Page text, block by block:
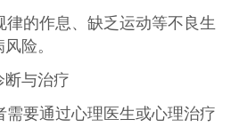
律的作息、缺乏运动等不良生
险。
断与治疗
需要通过心理医生或心理治疗